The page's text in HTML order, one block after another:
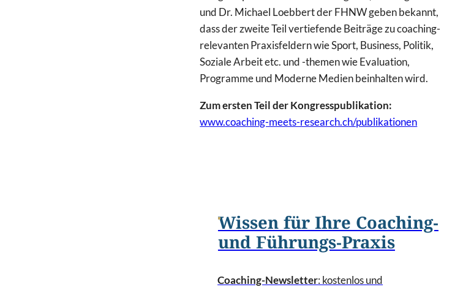
und Dr. Michael Loebbert der FHNW geben bekannt,
dass der zweite Teil vertiefende Beiträge zu coaching-
relevanten Praxisfeldern wie Sport, Business, Politik,
Soziale Arbeit etc. und -themen wie Evaluation,
Programme und Moderne Medien beinhalten wird.
Zum ersten Teil der Kongresspublikation:
www.coaching-meets-research.ch/publikationen
Wissen für Ihre Coaching-
und Führungs-Praxis
Coaching-Newsletter: kostenlos und